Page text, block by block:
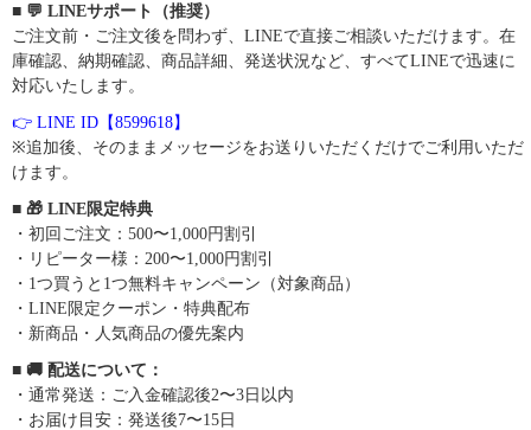
■ 💬 LINEサポート（推奨）
ご注文前・ご注文後を問わず、LINEで直接ご相談いただけます。在
庫確認、納期確認、商品詳細、発送状況など、すべてLINEで迅速に
対応いたします。
👉 LINE ID【8599618】
※追加後、そのままメッセージをお送りいただくだけでご利用いただ
けます。
■ 🎁 LINE限定特典
・初回ご注文：500〜1,000円割引
・リピーター様：200〜1,000円割引
・1つ買うと1つ無料キャンペーン（対象商品）
・LINE限定クーポン・特典配布
・新商品・人気商品の優先案内
■ 🚚 配送について：
・通常発送：ご入金確認後2〜3日以内
・お届け目安：発送後7〜15日